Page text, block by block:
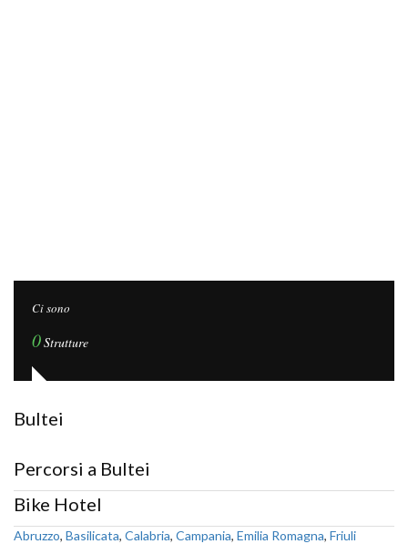
Ci sono
0Strutture
Bultei
Percorsi a Bultei
Bike Hotel
Abruzzo, Basilicata, Calabria, Campania, Emilia Romagna, Friuli